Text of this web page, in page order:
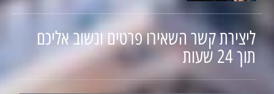
ליצירת קשר השאירו פרטים ונשוב אליכם
תוך 24 שעות